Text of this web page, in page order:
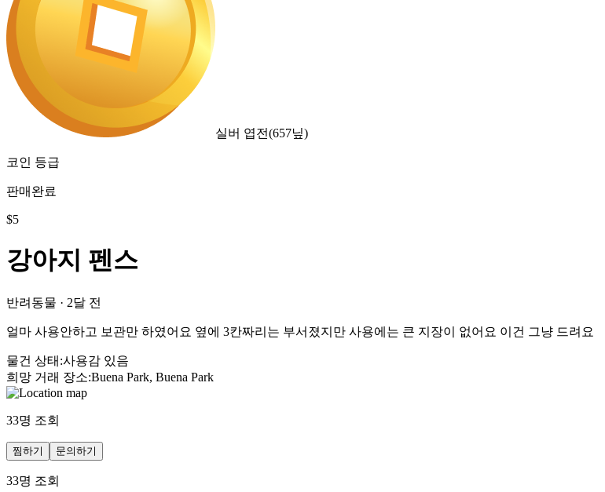
실버 엽전(657닢)
코인 등급
판매완료
$5
강아지 펜스
반려동물 · 2달 전
얼마 사용안하고 보관만 하였어요 옆에 3칸짜리는 부서졌지만 사용에는 큰 지장이 없어요 이건 그냥 드려요
물건 상태 :사용감 있음
희망 거래 장소:Buena Park, Buena Park
33명 조회
찜하기 문의하기
33명 조회